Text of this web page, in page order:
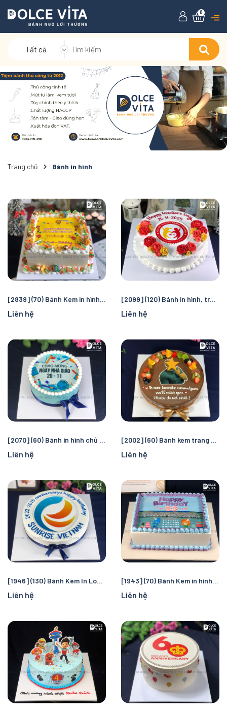
Tất cả
0
Trang chủ Bánh in hình
[2839] (70) Bánh Kem in hình theo yêu cầu cho mọi dip
Liên hệ
[2099] (120) Bánh in hình, trang trí hoa kem chủ đề Ngày Hiến chương Nhà giáo Việt Nam (20/11)
Liên hệ
[2070] (60) Bánh in hình chủ đề Ngày Hiến chương Nhà giáo Việt Nam (20/11)
Liên hệ
[2002] (60) Bánh kem trang trí hình chụp
Liên hệ
[1946] (130) Bánh Kem In Logo Doanh Nghiệp – Mừng Khai Trương, Thành Lập, Kỷ niệm
Liên hệ
[1943] (70) Bánh Kem in hình theo yêu cầu cho mọi dip
Liên hệ